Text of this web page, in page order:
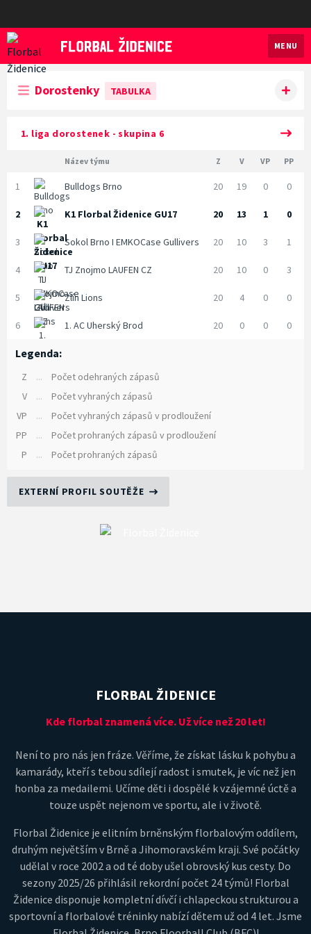
Florbal Židenice
MENU
Dorostenky TABULKA
1. liga dorostenek - skupina 6
Název týmu Z V VP PP
1 Bulldogs Brno 20 19 0 0
2 K1 Florbal Židenice GU17 20 13 1 0
3 Sokol Brno I EMKOCase Gullivers 20 10 3 1
4 TJ Znojmo LAUFEN CZ 20 10 0 3
5 Zlín Lions 20 4 0 0
6 1. AC Uherský Brod 20 0 0 0
Legenda:
Z ...
Počet odehraných zápasů
V
...
Počet vyhraných zápasů
VP
...
Počet vyhraných zápasů v prodloužení
PP
...
Počet prohraných zápasů v prodloužení
P
... Počet prohraných zápasů
EXTERNÍ PROFIL SOUTĚŽE
FLORBAL ŽIDENICE
Kde florbal znamená více. Už více než 20 let!
Není to pro nás jen fráze. Věříme, že získat lásku k pohybu a
kamarády, kteří s tebou sdílejí radost i smutek, je víc než jen
honba za medailemi. Učíme děti i dospělé k vzájemné úctě a
touze uspět nejenom ve sportu, ale i v životě.
Florbal Židenice je elitním brněnským florbalovým oddílem,
druhým největším v Brně a Jihomoravském kraji. Své počátky
udělal v roce 2002 a od té doby ušel obrovský kus cesty. Do
sezony 2025/26 přihlásil rekordní počet 24 týmů! Florbal
Židenice disponuje kompletní dívčí i chlapeckou strukturou a
sportovní a florbalové tréninky nabízí dětem už od 4 let. Jsme